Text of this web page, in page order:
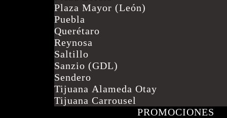
Plaza Mayor (León)
Puebla
Querétaro
Reynosa
Saltillo
Sanzio (GDL)
Sendero
Tijuana Alameda Otay
Tijuana Carrousel
PROMOCIONES